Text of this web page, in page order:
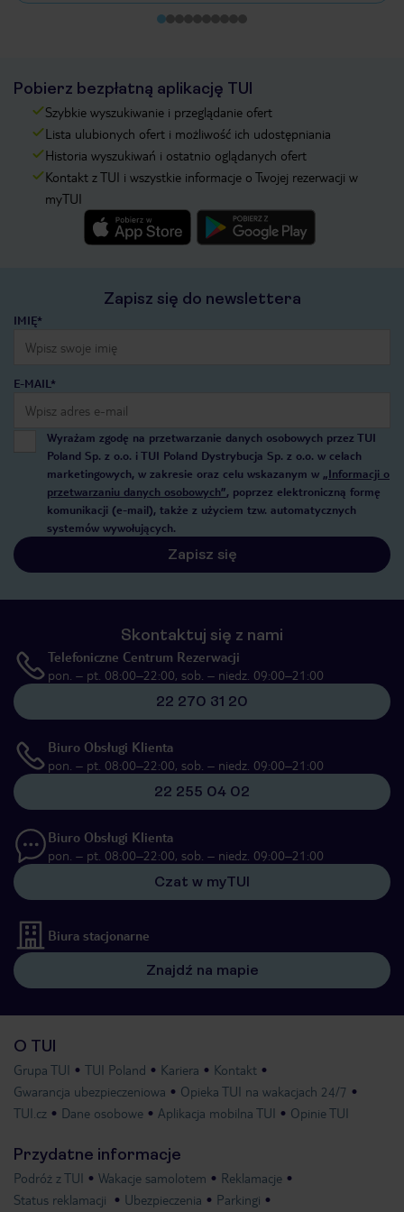
Pobierz bezpłatną aplikację TUI
Szybkie wyszukiwanie i przeglądanie ofert
Lista ulubionych ofert i możliwość ich udostępniania
Historia wyszukiwań i ostatnio oglądanych ofert
Kontakt z TUI i wszystkie informacje o Twojej rezerwacji w
myTUI
Zapisz się do newslettera
IMIĘ*
E-MAIL*
Wyrażam zgodę na przetwarzanie danych osobowych przez TUI
Poland Sp. z o.o. i TUI Poland Dystrybucja Sp. z o.o. w celach
marketingowych, w zakresie oraz celu wskazanym w „Informacji o
przetwarzaniu danych osobowych”, poprzez elektroniczną formę
komunikacji (e-mail), także z użyciem tzw. automatycznych
systemów wywołujących.
Zapisz się
Skontaktuj się z nami
Telefoniczne Centrum Rezerwacji
pon. – pt. 08:00–22:00, sob. – niedz. 09:00–21:00
22 270 31 20
Biuro Obsługi Klienta
pon. – pt. 08:00–22:00, sob. – niedz. 09:00–21:00
22 255 04 02
Biuro Obsługi Klienta
pon. – pt. 08:00–22:00, sob. – niedz. 09:00–21:00
Czat w myTUI
Biura stacjonarne
Znajdź na mapie
O TUI
Grupa TUI TUI Poland Kariera
Kontakt
Gwarancja ubezpieczeniowa
Opieka TUI na wakacjach 24/7
TUI.cz
Dane osobowe Aplikacja mobilna TUI Opinie TUI
Przydatne informacje
Podróż z TUI Wakacje samolotem
Reklamacje
Status reklamacji
Ubezpieczenia Parkingi